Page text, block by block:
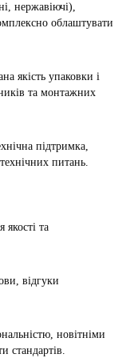
нержавіючі),
облаштувати
якість упаковки і
та монтажних
підтримка,
питань.
та
відгуки
новітніми
стандартів.